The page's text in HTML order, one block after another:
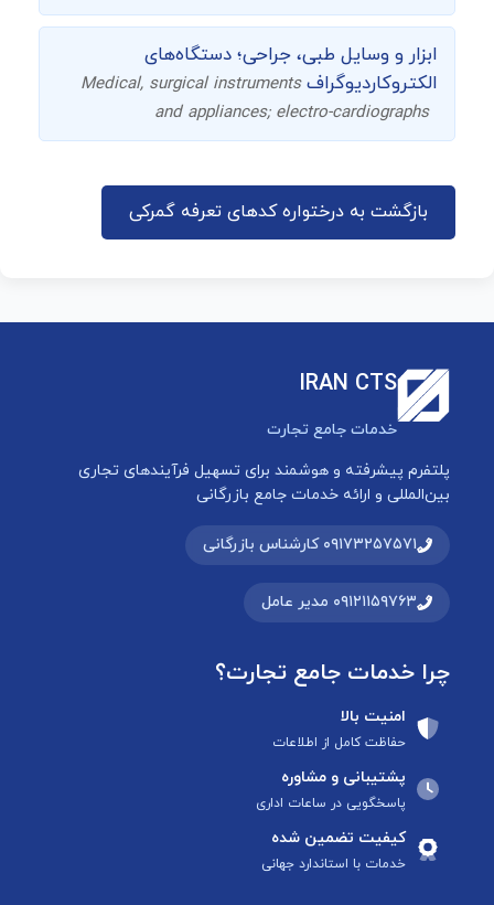
ابزار و وسایل طبی، جراحی؛ دستگاه‌های
الکتروکاردیوگرافMedical, surgical instruments
and appliances; electro-cardiographs
بازگشت به درختواره کدهای تعرفه گمرکی
IRAN CTS
خدمات جامع تجارت
پلتفرم پیشرفته و هوشمند برای تسهیل فرآیندهای تجاری
بین‌المللی و ارائه خدمات جامع بازرگانی
۰۹۱۷۳۲۵۷۵۷۱ کارشناس بازرگانی
۰۹۱۲۱۱۵۹۷۶۳ مدیر عامل
چرا خدمات جامع تجارت؟
امنیت بالا
حفاظت کامل از اطلاعات
پشتیبانی و مشاوره
پاسخگویی در ساعات اداری
کیفیت تضمین شده
خدمات با استاندارد جهانی